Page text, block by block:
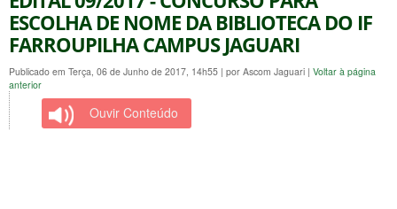
ESCOLHA DE NOME DA BIBLIOTECA DO IF
FARROUPILHA CAMPUS JAGUARI
Publicado em Terça, 06 de Junho de 2017, 14h55 | por Ascom Jaguari | Voltar à página
anterior
Ouvir Conteúdo